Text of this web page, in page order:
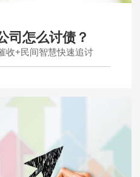
司怎么讨债？
收+民间智慧快速追讨